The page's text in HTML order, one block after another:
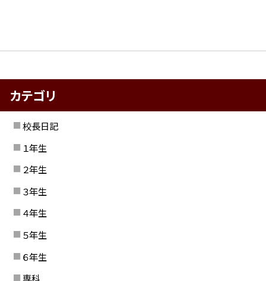
カテゴリ
校長日記
１年生
２年生
３年生
４年生
５年生
６年生
専科